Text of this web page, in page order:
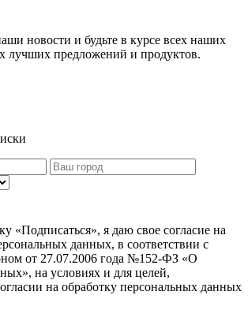
новости и будьте в курсе всех наших
лучших предложений и продуктов.
«Подписаться», я даю свое согласие на
данных, в соответствии с
от 27.07.2006 года №152-ФЗ «О
на условиях и для целей,
на обработку персональных данных